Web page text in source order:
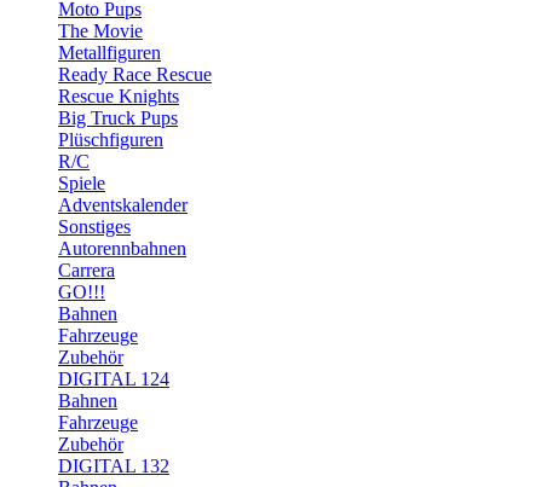
Moto Pups
The Movie
Metallfiguren
Ready Race Rescue
Rescue Knights
Big Truck Pups
Plüschfiguren
R/C
Spiele
Adventskalender
Sonstiges
Autorennbahnen
Carrera
GO!!!
Bahnen
Fahrzeuge
Zubehör
DIGITAL 124
Bahnen
Fahrzeuge
Zubehör
DIGITAL 132